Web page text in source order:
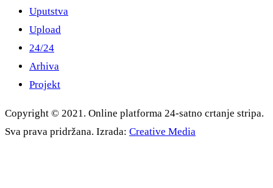
Uputstva
Upload
24/24
Arhiva
Projekt
Copyright © 2021. Online platforma 24-satno crtanje stripa.
Sva prava pridržana. Izrada: Creative Media